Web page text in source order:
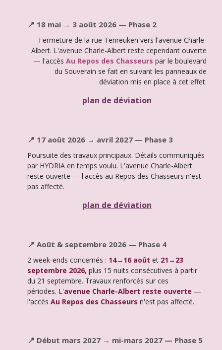
📍 18 mai → 3 août 2026 — Phase 2
Fermeture de la rue Tenreuken vers l'avenue Charle-
Albert. L'avenue Charle-Albert reste cependant ouverte
— l'accès Au Repos des Chasseurs par le boulevard
du Souverain se fait en suivant les panneaux de
déviation mis en place à cet effet.
plan de déviation
📍 17 août 2026 → avril 2027 — Phase 3
Poursuite des travaux principaux. Détails communiqués
par HYDRIA en temps voulu. L'avenue Charle-Albert
reste ouverte — l'accès au Repos des Chasseurs n'est
pas affecté.
plan de déviation
📍 Août & septembre 2026 — Phase 4
2 week-ends concernés : 14→16 août et 21→23
septembre 2026, plus 15 nuits consécutives à partir
du 21 septembre. Travaux renforcés sur ces
périodes. L'avenue Charle-Albert reste ouverte —
l'accès Au Repos des Chasseurs n'est pas affecté.
📍 Début mars 2027 → mi-mars 2027 — Phase 5